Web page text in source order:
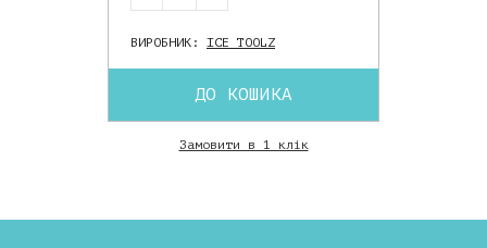
ВИРОБНИК: ICE TOOLZ
ДО КОШИКА
Замовити в 1 клік